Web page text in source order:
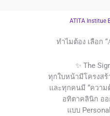
ATITA Institue
ทำไมต้อง เลือก
✨ The
ทุกใบหน้ามีโครงส
และทุกคนมี “ความ
อทิตาคลินิก อ
แบบ